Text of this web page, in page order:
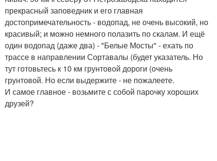
прекрасный заповедник и его главная
достопримечательность - водопад, не очень высокий, но
красивый; и можно немного полазить по скалам. И ещё
один водопад (даже два) - "Белые Мосты" - ехать по
трассе в направлении Сортавалы (будет указатель. Но
тут готовьтесь к 10 км грунтовой дороги (очень
грунтовой. Но если выдержите - не пожалеете.
И самое главное - возьмите с собой парочку хороших
друзей?